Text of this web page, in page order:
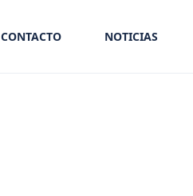
CONTACTO NOTICIAS